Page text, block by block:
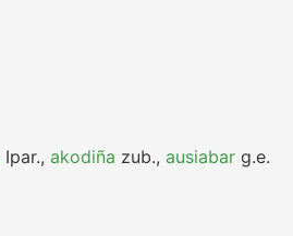
Ipar., akodiña zub., ausiabar g.e.